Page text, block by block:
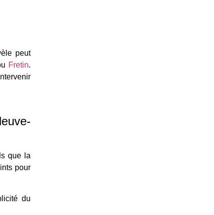
peut
Fretin.
que la
pour
du